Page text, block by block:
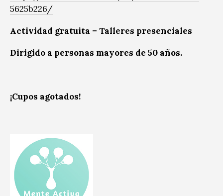
5625b226/
Actividad gratuita – Talleres presenciales
Dirigido a personas mayores de 50 años.
¡Cupos agotados!